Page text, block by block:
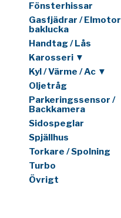
Fönsterhissar
Gasfjädrar / Elmotor
baklucka
Handtag / Lås
Karosseri ▼
Kyl / Värme / Ac ▼
Oljetråg
Parkeringssensor /
Backkamera
Sidospeglar
Spjällhus
Torkare / Spolning
Turbo
Övrigt